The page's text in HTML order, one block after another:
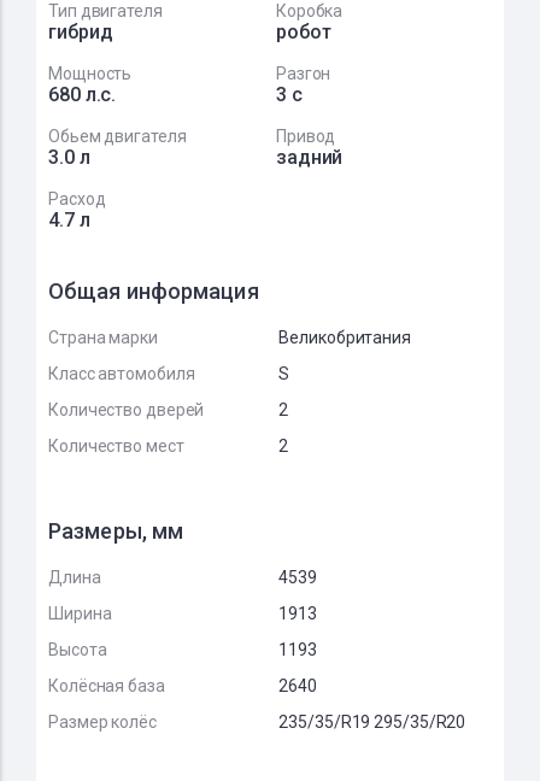
Тип двигателя
гибрид
Коробка
робот
Мощность
680 л.с.
Разгон
3 с
Обьем двигателя
3.0 л
Привод
задний
Расход
4.7 л
Общая информация
Страна марки
Великобритания
Класс автомобиля
S
Количество дверей
2
Количество мест
2
Размеры, мм
Длина
4539
Ширина
1913
Высота
1193
Колёсная база
2640
Размер колёс
235/35/R19 295/35/R20